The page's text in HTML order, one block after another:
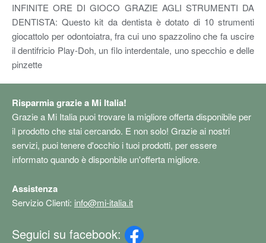
INFINITE ORE DI GIOCO GRAZIE AGLI STRUMENTI DA
DENTISTA: Questo kit da dentista è dotato di 10 strumenti
giocattolo per odontoiatra, fra cui uno spazzolino che fa uscire
il dentifricio Play-Doh, un filo interdentale, uno specchio e delle
pinzette
Risparmia grazie a Mi Italia!
Grazie a Mi Italia puoi trovare la migliore offerta disponibile per
il prodotto che stai cercando. E non solo! Grazie ai nostri
servizi, puoi tenere d'occhio i tuoi prodotti, per essere
informato quando è disponbile un'offerta migliore.
Assistenza
Servizio Clienti: info@mi-italia.it
Seguici su facebook: